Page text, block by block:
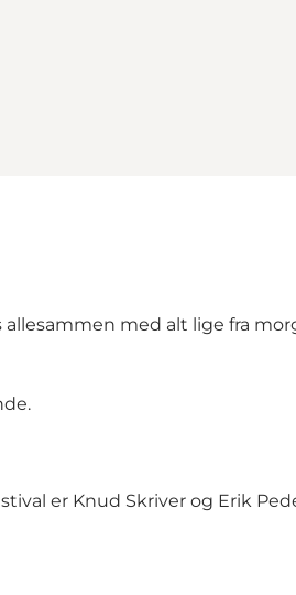
med alt lige fra
er Knud Skriver og Erik